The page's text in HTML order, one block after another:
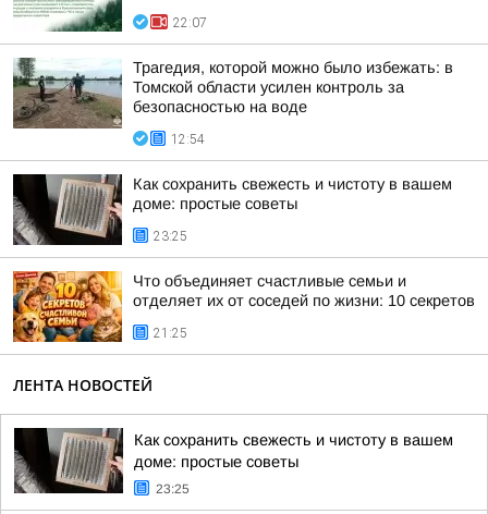
22:07
Трагедия, которой можно было избежать: в
Томской области усилен контроль за
безопасностью на воде
12:54
Как сохранить свежесть и чистоту в вашем
доме: простые советы
23:25
Что объединяет счастливые семьи и
отделяет их от соседей по жизни: 10 секретов
21:25
ЛЕНТА НОВОСТЕЙ
Как сохранить свежесть и чистоту в вашем
доме: простые советы
23:25